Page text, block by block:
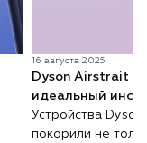
16 августа 2025
Dyson Airstrait
идеальный
Устройства
покорили не